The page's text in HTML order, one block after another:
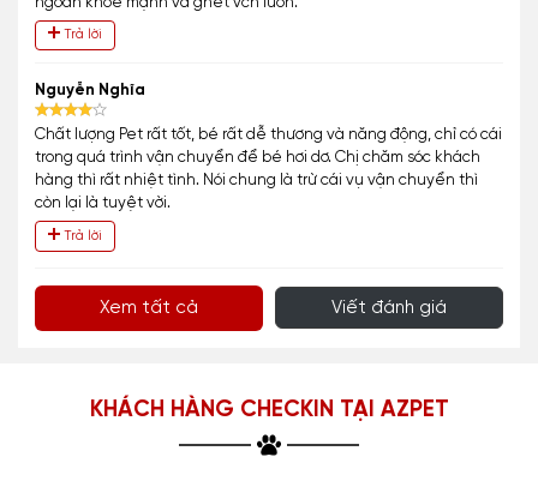
Trả lời
Nguyễn Nghĩa
Chất lượng Pet rất tốt, bé rất dễ thương và năng động, chỉ có cái
trong quá trình vận chuyển để bé hơi dơ. Chị chăm sóc khách
hàng thì rất nhiệt tình. Nói chung là trừ cái vụ vận chuyển thì
còn lại là tuyệt vời.
Trả lời
Xem tất cả Viết đánh giá
KHÁCH HÀNG CHECKIN TẠI AZPET